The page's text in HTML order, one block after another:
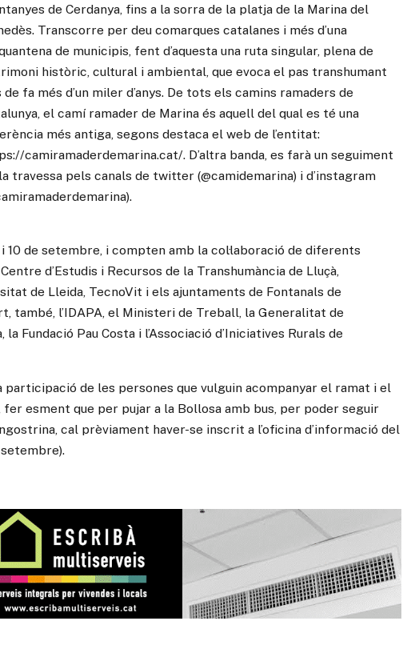
de Cerdanya, fins a la sorra de la platja de la Marina del
Transcorre per deu comarques catalanes i més d’una
de municipis, fent d’aquesta una ruta singular, plena de
històric, cultural i ambiental, que evoca el pas transhumant
de fa més d’un miler d’anys. De tots els camins ramaders de
el camí ramader de Marina és aquell del qual es té una
més antiga, segons destaca el web de l’entitat:
camiramaderdemarina.cat/. D’altra banda, es farà un seguiment
travessa pels canals de twitter (@camidemarina) i d’instagram
10 de setembre, i compten amb la col·laboració de diferents
d’Estudis i Recursos de la Transhumància de Lluçà,
de Lleida, TecnoVit i els ajuntaments de Fontanals de
també, l’IDAPA, el Ministeri de Treball, la Generalitat de
Fundació Pau Costa i l’Associació d’Iniciatives Rurals de
de les persones que vulguin acompanyar el ramat i el
esment que per pujar a la Bollosa amb bus, per poder seguir
cal prèviament haver-se inscrit a l’oficina d’informació del